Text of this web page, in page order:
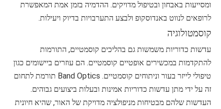
ומסייעות באבחון ובטיפול מדויקים. ההדמיה בזמן אמת המאפשרת
לרופאים לנווט באנדוסקופ ולבצע התערבויות בדיוק ויעילות.
קוסמטולוגיה
עדשות כדוריות משמשות גם בהליכים קוסמטיים, התורמות
להתקדמות במכשירים אופטיים קוסמטיים. הם עוזרים ביישומים כגון
טיפולי לייזר בעור וניתוחים קוסמטיים. Band Optics תורמת לתחום
זה על ידי מתן עדשות כדוריות אמינות ובעלות ביצועים גבוהים.
העדשות שלהם מבטיחות מניפולציה מדויקת של האור, שהיא חיונית